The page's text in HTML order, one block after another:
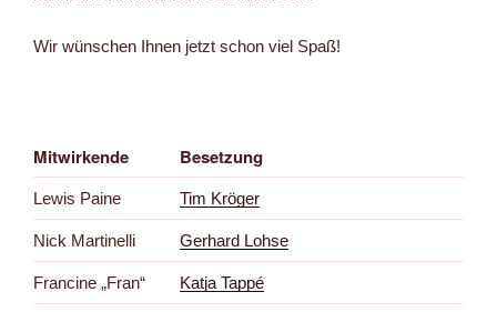
Wir wünschen Ihnen jetzt schon viel Spaß!
Mitwirkende Besetzung
Lewis Paine Tim Kröger
Nick Martinelli Gerhard Lohse
Francine „Fran“ Katja Tappé